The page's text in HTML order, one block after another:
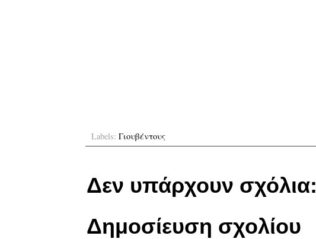
Labels: Γιουβέντους
Δεν υπάρχουν σχόλια:
Δημοσίευση σχολίου